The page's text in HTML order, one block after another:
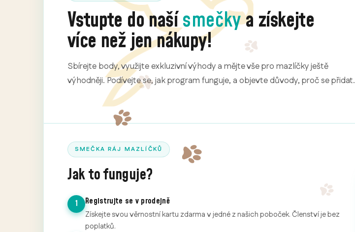
Vstupte do našísmečkya získejte
více než jen nákupy!
Sbírejte body, využijte exkluzivní výhody a mějte vše pro mazlíčky ještě
výhodněji. Podívejte se, jak program funguje, a objevte důvody, proč se přidat.
SMEČKA RÁJ MAZLÍČKŮ
Jak to funguje?
1 Registrujte se v prodejně
Získejte svou věrnostní kartu zdarma v jedné z našich poboček. Členství je bez
poplatků.